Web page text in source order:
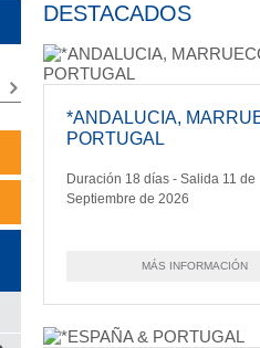
DESTACADOS
*ANDALUCIA,
PORTUGAL
Duración 18 días - Salida 11 de
Septiembre de 2026
MÁS INFORMACIÓN